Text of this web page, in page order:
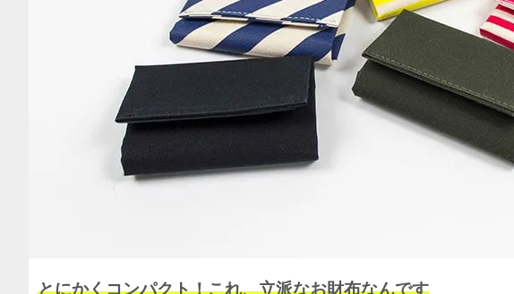
とにかくコンパクト！これ、立派なお財布なんです